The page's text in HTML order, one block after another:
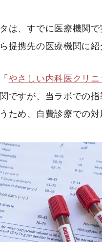
は、すでに医療機関
提携先の医療機関に紹
やさしい内科医クリニ
ですが、当ラボでの
ため、自費診療での